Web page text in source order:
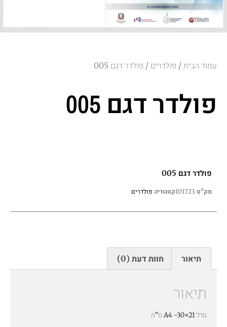
עמוד הבית / פולדרים / פולדר דגם 005
פולדר דגם 005
פולדר דגם 005
מק"ט 101723קטגוריה פולדרים
תיאור חוות דעת (0)
תיאור
גודל A4 -30×21 ס"מ